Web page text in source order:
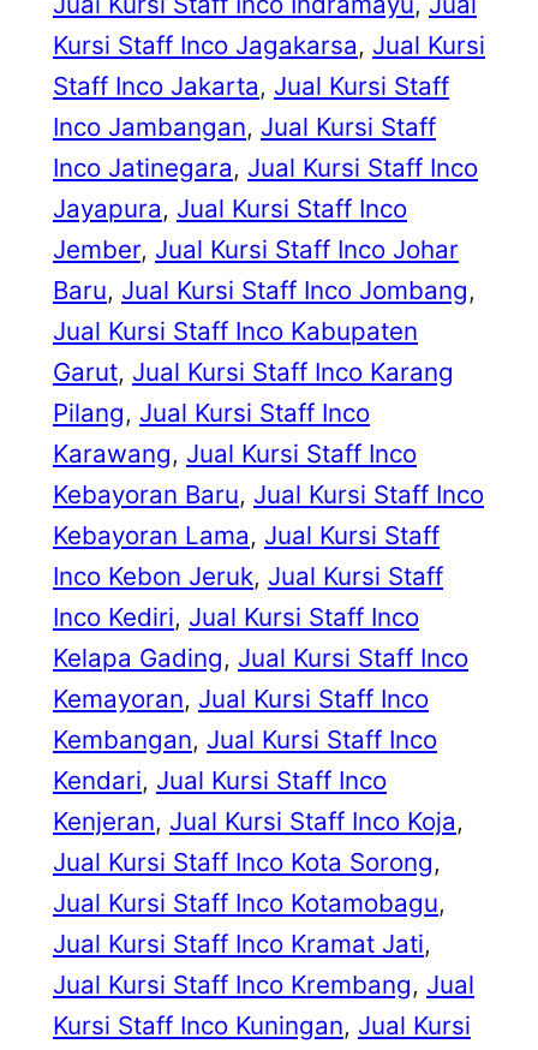
Kursi Staff Inco Jagakarsa, Jual Kursi
Staff Inco Jakarta, Jual Kursi Staff
Inco Jambangan, Jual Kursi Staff
Inco Jatinegara, Jual Kursi Staff Inco
Jayapura, Jual Kursi Staff Inco
Jember, Jual Kursi Staff Inco Johar
Baru, Jual Kursi Staff Inco Jombang
Jual Kursi Staff Inco Kabupaten
Garut, Jual Kursi Staff Inco Karang
Pilang, Jual Kursi Staff Inco
Karawang, Jual Kursi Staff Inco
Kebayoran Baru, Jual Kursi Staff Inco
Kebayoran Lama, Jual Kursi Staff
Inco Kebon Jeruk, Jual Kursi Staff
Inco Kediri, Jual Kursi Staff Inco
Kelapa Gading, Jual Kursi Staff Inco
Kemayoran, Jual Kursi Staff Inco
Kembangan, Jual Kursi Staff Inco
Kendari, Jual Kursi Staff Inco
Kenjeran, Jual Kursi Staff Inco Koja
Jual Kursi Staff Inco Kota Sorong
Jual Kursi Staff Inco Kotamobagu
Jual Kursi Staff Inco Kramat Jati
Jual Kursi Staff Inco Krembang, Jual
Kursi Staff Inco Kuningan, Jual Kursi